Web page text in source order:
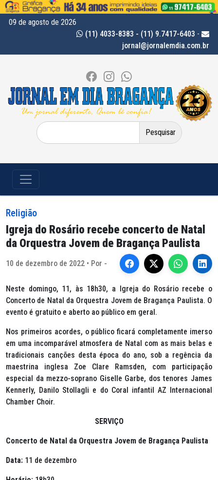
09 de agosto de 2026
(11) 4033-8383 - (11) 9.7417-6403 -
jornal@jornalemdia.com.br
Pesquisar
por:
Religião
Igreja do Rosário recebe concerto de Natal
da Orquestra Jovem de Bragança Paulista
10 de dezembro de 2022 • Por -
Neste domingo, 11, às 18h30, a Igreja do Rosário recebe o
Concerto de Natal da Orquestra Jovem de Bragança Paulista. O
evento é gratuito e aberto ao público em geral.
Nos primeiros acordes, o público ficará completamente imerso
em uma incomparável atmosfera de Natal com as mais belas e
tradicionais canções desta época do ano, sob a regência da
maestrina inglesa Zoe Clare Ramsden, com participação
especial da mezzo-soprano Giselle Garbe, dos tenores James
Kennerly, Danilo Stollagli e do Coral infantil AZ Internacional
Chamber Choir.
SERVIÇO
Concerto de Natal da Orquestra Jovem de Bragança Paulista
Data: 11 de dezembro